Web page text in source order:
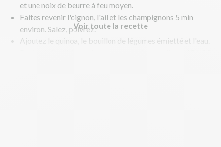
et une noix de beurre à feu moyen.
Faites revenir l'oignon, l'ail et les champignons 5 min
environ. Salez, poivrez.
Ajoutez le quinoa, le bouillon de légumes émietté et l'eau.
Voir toute la recette